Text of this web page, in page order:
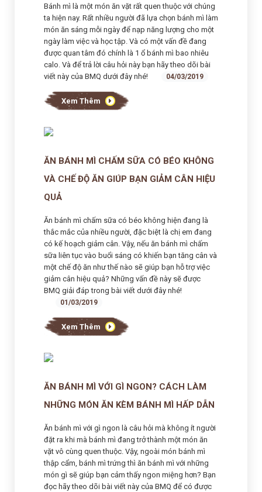
Bánh mì là một món ăn vặt rất quen thuộc với chúng
ta hiện nay. Rất nhiều người đã lựa chọn bánh mì làm
món ăn sáng mỗi ngày để nạp năng lượng cho một
ngày làm việc và học tập. Và có một vấn đề đang
được quan tâm đó chính là 1 ổ bánh mì bao nhiêu
calo. Và để trả lời câu hỏi này bạn hãy theo dõi bài
viết này của BMQ dưới đây nhé!
04/03/2019
Xem Thêm
ĂN BÁNH MÌ CHẤM SỮA CÓ BÉO KHÔNG
VÀ CHẾ ĐỘ ĂN GIÚP BẠN GIẢM CÂN HIỆU
QUẢ
Ăn bánh mì chấm sữa có béo không hiện đang là
thắc mắc của nhiều người, đặc biệt là chị em đang
có kế hoạch giảm cân. Vậy, nếu ăn bánh mì chấm
sữa liên tục vào buổi sáng có khiến bạn tăng cân và
một chế độ ăn như thế nào sẽ giúp bạn hỗ trợ việc
giảm cân hiệu quả? Những vấn đề này sẽ được
BMQ giải đáp trong bài viết dưới đây nhé!
01/03/2019
Xem Thêm
ĂN BÁNH MÌ VỚI GÌ NGON? CÁCH LÀM
NHỮNG MÓN ĂN KÈM BÁNH MÌ HẤP DẪN
Ăn bánh mì với gì ngon là câu hỏi mà không ít người
đặt ra khi mà bánh mì đang trở thành một món ăn
vặt vô cùng quen thuộc. Vậy, ngoài món bánh mì
thập cẩm, bánh mì trứng thì ăn bánh mì với những
món gì sẽ giúp bạn cảm thấy ngon miệng hơn? Bạn
đọc hãy theo dõi bài viết này của BMQ để có được